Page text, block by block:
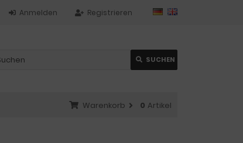
Registrieren
Anmelden
SUCHEN
Warenkorb 0 Artikel